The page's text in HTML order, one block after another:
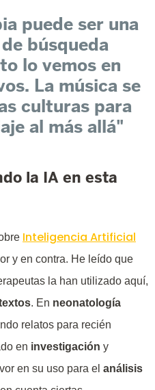
puede ser una
búsqueda
lo vemos en
La música se
culturas para
al más allá"
la IA en esta
Inteligencia Artificial
y en contra. He leído que
la han utilizado aquí,
. En neonatología
relatos para recién
en investigación y
en su uso para el análisis